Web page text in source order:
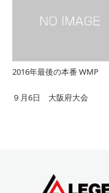
2016年最後の本番 WMP
９月6日 大阪府大会